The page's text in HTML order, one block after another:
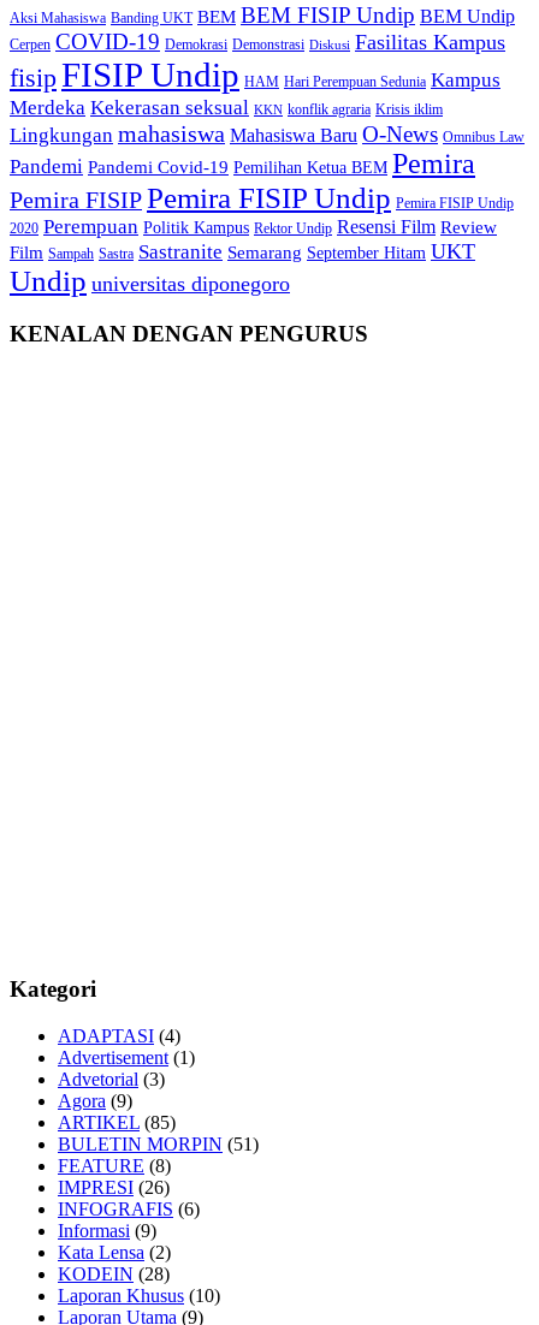
Aksi Mahasiswa Banding UKT BEM BEM FISIP Undip BEM Undip
Cerpen COVID-19 Demokrasi Demonstrasi Diskusi Fasilitas Kampus
fisipFISIP Undip HAM Hari Perempuan Sedunia Kampus
Merdeka Kekerasan seksual KKN konflik agraria Krisis iklim
Lingkungan mahasiswa Mahasiswa Baru O-News Omnibus Law
Pandemi Pandemi Covid-19 Pemilihan Ketua BEM Pemira
Pemira FISIPPemira FISIP Undip Pemira FISIP Undip
2020 Perempuan Politik Kampus Rektor Undip Resensi Film Review
Film Sampah Sastra Sastranite Semarang September Hitam UKT
Undip universitas diponegoro
KENALAN DENGAN PENGURUS
Kategori
ADAPTASI (4)
Advertisement (1)
Advetorial (3)
Agora (9)
ARTIKEL (85)
BULETIN MORPIN (51)
FEATURE (8)
IMPRESI (26)
INFOGRAFIS (6)
Informasi (9)
Kata Lensa (2)
KODEIN (28)
Laporan Khusus (10)
Laporan Utama (9)